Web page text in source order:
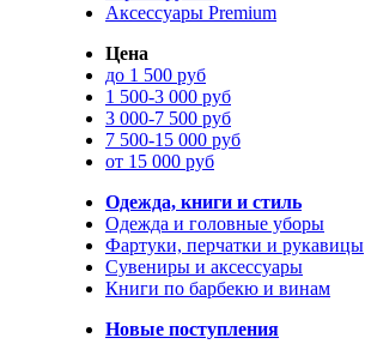
Аксессуары Premium
Цена
до 1 500 руб
1 500-3 000 руб
3 000-7 500 руб
7 500-15 000 руб
от 15 000 руб
Одежда, книги и стиль
Одежда и головные уборы
Фартуки, перчатки и рукавицы
Сувениры и аксессуары
Книги по барбекю и винам
Новые поступления